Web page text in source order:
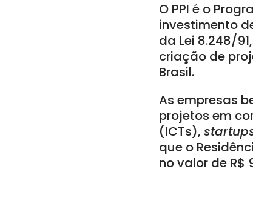
O PPI é o
investimento
da Lei 8.248/
criação de
Brasil.
As empresas
projetos em
(ICTs),
que o
no valor de R$